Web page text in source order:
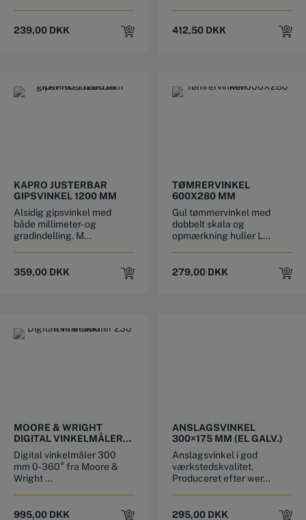
239,00 DKK 412,50 DKK
KAPRO JUSTERBAR
GIPSVINKEL 1200 MM
Alsidig gipsvinkel med
både millimeter- og
gradindelling. M...
359,00 DKK
TØMRERVINKEL
600X280 MM
Gul tømmervinkel med
dobbelt skala og
opmærkning huller L...
279,00 DKK
MOORE & WRIGHT
DIGITAL VINKELMÅLER
300 MM 0-360°
Digital vinkelmåler 300
mm 0-360° fra Moore &
Wright ...
995,00 DKK
ANSLAGSVINKEL
300×175 MM (EL GALV.)
Anslagsvinkel i god
værkstedskvalitet.
Produceret efter wer...
295,00 DKK